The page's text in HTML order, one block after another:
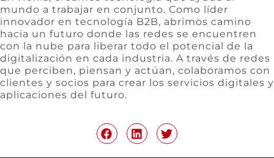
mundo a trabajar en conjunto. Como líder
innovador en tecnología B2B, abrimos camino
hacia un futuro donde las redes se encuentren
con la nube para liberar todo el potencial de la
digitalización en cada industria. A través de redes
que perciben, piensan y actúan, colaboramos con
clientes y socios para crear los servicios digitales y
aplicaciones del futuro.